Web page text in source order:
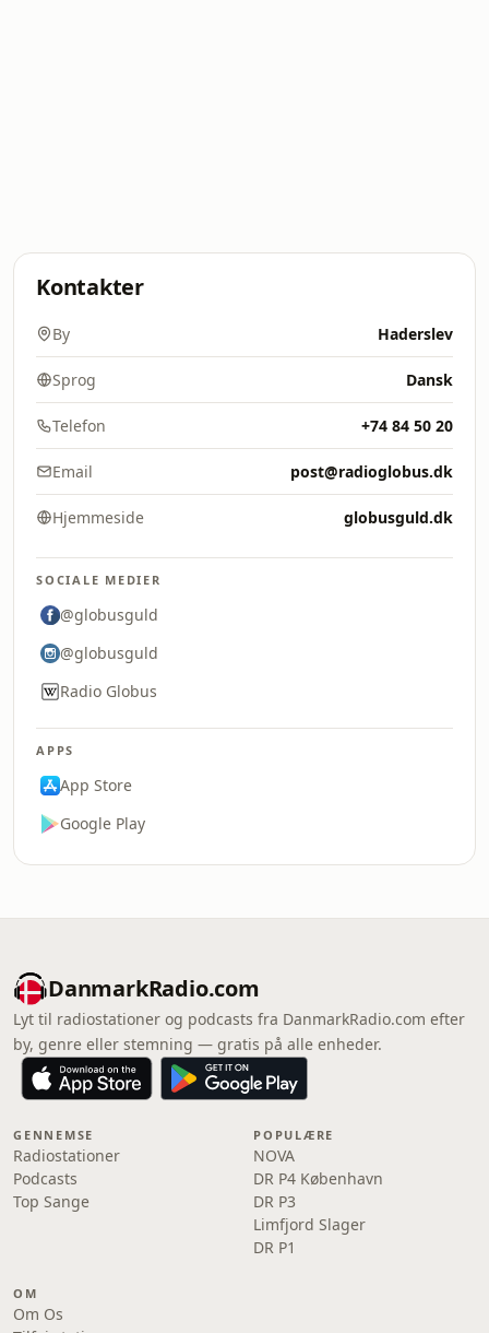
Kontakter
By Haderslev
Sprog Dansk
Telefon +74 84 50 20
Email post@radioglobus.dk
Hjemmeside globusguld.dk
SOCIALE MEDIER
@globusguld
@globusguld
Radio Globus
APPS
App Store
Google Play
DanmarkRadio.com
Lyt til radiostationer og podcasts fra DanmarkRadio.com efter
by, genre eller stemning — gratis på alle enheder.
GENNEMSE
Radiostationer
Podcasts
Top Sange
POPULÆRE
NOVA
DR P4 København
DR P3
Limfjord Slager
DR P1
OM
Om Os